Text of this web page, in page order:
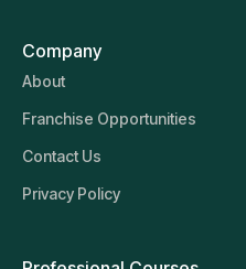
Company
About
Franchise Opportunities
Contact Us
Privacy Policy